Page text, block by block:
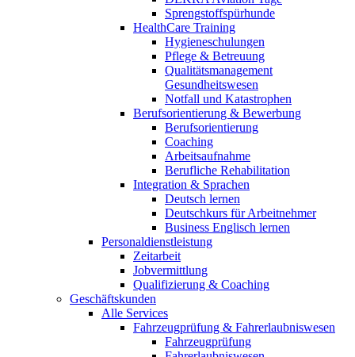
Sprengstoffspürhunde
HealthCare Training
Hygieneschulungen
Pflege & Betreuung
Qualitätsmanagement
Gesundheitswesen
Notfall und Katastrophen
Berufsorientierung & Bewerbung
Berufsorientierung
Coaching
Arbeitsaufnahme
Berufliche Rehabilitation
Integration & Sprachen
Deutsch lernen
Deutschkurs für Arbeitnehmer
Business Englisch lernen
Personaldienstleistung
Zeitarbeit
Jobvermittlung
Qualifizierung & Coaching
Geschäftskunden
Alle Services
Fahrzeugprüfung & Fahrerlaubniswesen
Fahrzeugprüfung